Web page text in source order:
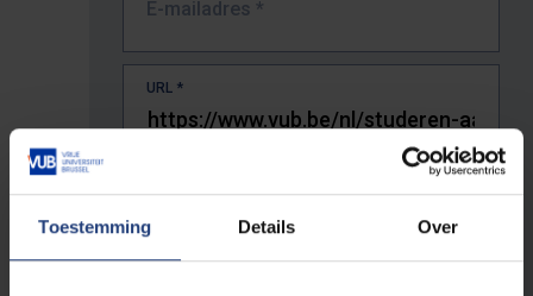
Toestemming Details Over
E-mailadres *
URL *
De volledige URL van de pagina waar je de fout zag.